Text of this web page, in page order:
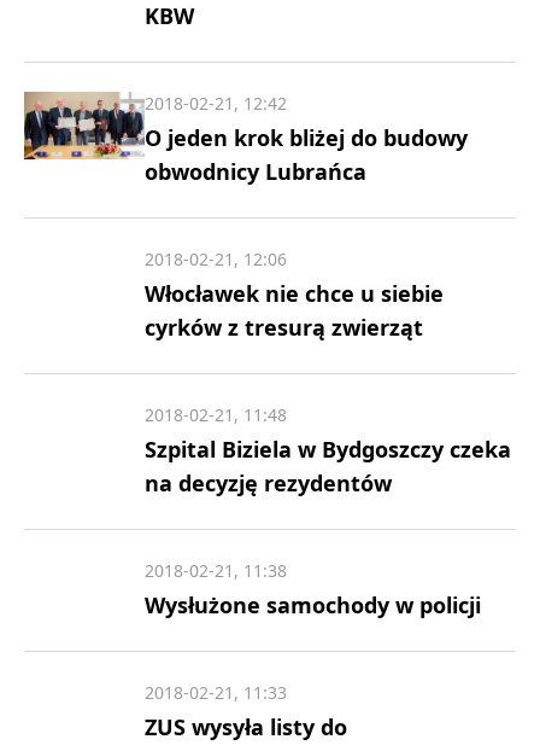
KBW
O jeden krok bliżej do budowy
obwodnicy Lubrańca
2018-02-21, 12:42
Włocławek nie chce u siebie
cyrków z tresurą zwierząt
2018-02-21, 12:06
Szpital Biziela w Bydgoszczy czeka
na decyzję rezydentów
2018-02-21, 11:48
Wysłużone samochody w policji
2018-02-21, 11:38
ZUS wysyła listy do
2018-02-21, 11:33